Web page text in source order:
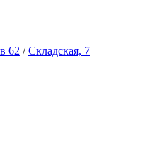
62 /Складская, 7